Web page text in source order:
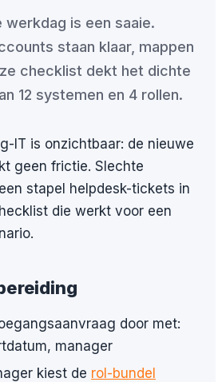
is een saaie.
staan klaar, mappen
checklist dekt het dichte
12 systemen en 4 rollen.
IT is onzichtbaar: de nieuwe
geen frictie. Slechte
stapel helpdesk-tickets in
die werkt voor een
door met:
manager
kiest de rol-bundel